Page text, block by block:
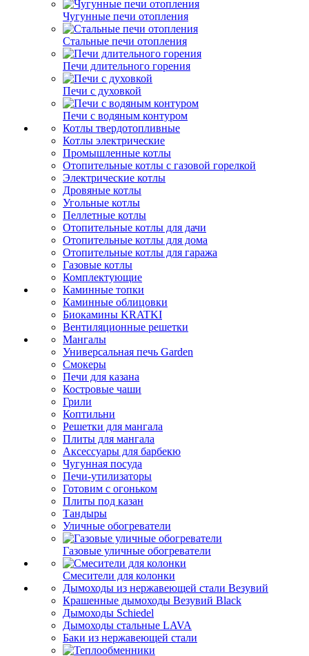
Чугунные печи отопления
Стальные печи отопления
Печи длительного горения
Печи с духовкой
Печи с водяным контуром
Котлы твердотопливные
Котлы электрические
Промышленные котлы
Отопительные котлы с газовой горелкой
Электрические котлы
Дровяные котлы
Угольные котлы
Пеллетные котлы
Отопительные котлы для дачи
Отопительные котлы для дома
Отопительные котлы для гаража
Газовые котлы
Комплектующие
Каминные топки
Каминные облицовки
Биокамины KRATKI
Вентиляционные решетки
Мангалы
Универсальная печь Garden
Смокеры
Печи для казана
Костровые чаши
Грили
Коптильни
Решетки для мангала
Плиты для мангала
Аксессуары для барбекю
Чугунная посуда
Печи-утилизаторы
Готовим с огоньком
Плиты под казан
Тандыры
Уличные обогреватели
Газовые уличные обогреватели
Смесители для колонки
Дымоходы из нержавеющей стали Везувий
Крашенные дымоходы Везувий Black
Дымоходы Schiedel
Дымоходы стальные LAVA
Баки из нержавеющей стали